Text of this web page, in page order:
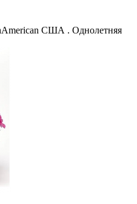
США . Однолетняя